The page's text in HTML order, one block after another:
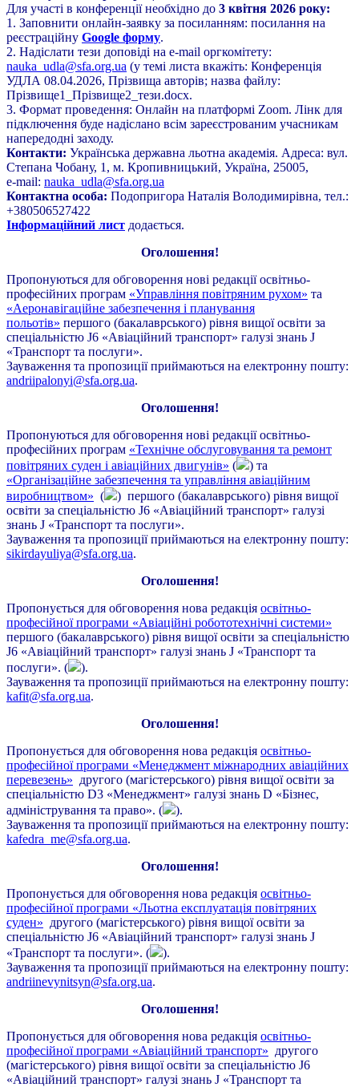
Для участі в конференції необхідно до 3 квітня 2026 року:
1. Заповнити онлайн-заявку за посиланням: посилання на
реєстраційну Google форму.
2. Надіслати тези доповіді на e-mail оргкомітету:
nauka_udla@sfa.org.ua (у темі листа вкажіть: Конференція
УДЛА 08.04.2026, Прізвища авторів; назва файлу:
Прізвище1_Прізвище2_тези.docx.
3. Формат проведення: Онлайн на платформі Zoom. Лінк для
підключення буде надіслано всім зареєстрованим учасникам
напередодні заходу.
Контакти: Українська державна льотна академія. Адреса: вул.
Степана Чобану, 1, м. Кропивницький, Україна, 25005,
e-mail: nauka_udla@sfa.org.ua
Контактна особа: Подопригора Наталія Володимирівна, тел.:
+380506527422
Інформаційний лист додається.
Оголошення!
Пропонуються для обговорення нові редакції освітньо-
професійних програм «Управління повітряним рухом» та
«Аеронавігаційне забезпечення і планування
польотів» першого (бакалаврського) рівня вищої освіти за
спеціальністю J6 «Авіаційний транспорт» галузі знань J
«Транспорт та послуги».
Зауваження та пропозиції приймаються на електронну пошту:
andriipalonyi@sfa.org.ua.
Оголошення!
Пропонуються для обговорення нові редакції освітньо-
професійних програм «Технічне обслуговування та ремонт
повітряних суден і авіаційних двигунів» (
) та
«Організаційне забезпечення та управління авіаційним
виробництвом» (
) першого (бакалаврського) рівня вищої
освіти за спеціальністю J6 «Авіаційний транспорт» галузі
знань J «Транспорт та послуги».
Зауваження та пропозиції приймаються на електронну пошту:
sikirdayuliya@sfa.org.ua.
Оголошення!
Пропонується для обговорення нова редакція освітньо-
професійної програми «Авіаційні робототехнічні системи»
першого (бакалаврського) рівня вищої освіти за спеціальністю
J6 «Авіаційний транспорт» галузі знань J «Транспорт та
послуги». (
).
Зауваження та пропозиції приймаються на електронну пошту:
kafit@sfa.org.ua.
Оголошення!
Пропонується для обговорення нова редакція освітньо-
професійної програми «Менеджмент міжнародних авіаційних
перевезень» другого (магістерського) рівня вищої освіти за
спеціальністю D3 «Менеджмент» галузі знань D «Бізнес,
адміністрування та право». (
).
Зауваження та пропозиції приймаються на електронну пошту:
kafedra_me@sfa.org.ua.
Оголошення!
Пропонується для обговорення нова редакція освітньо-
професійної програми «Льотна експлуатація повітряних
суден» другого (магістерського) рівня вищої освіти за
спеціальністю J6 «Авіаційний транспорт» галузі знань J
«Транспорт та послуги». (
).
Зауваження та пропозиції приймаються на електронну пошту:
andriinevynitsyn@sfa.org.ua.
Оголошення!
Пропонується для обговорення нова редакція освітньо-
професійної програми «Авіаційний транспорт» другого
(магістерського) рівня вищої освіти за спеціальністю J6
«Авіаційний транспорт» галузі знань J «Транспорт та